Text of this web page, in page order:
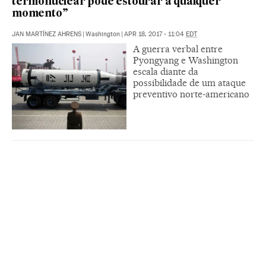
termonuclear pode estourar a qualquer
momento”
JAN MARTÍNEZ AHRENS | Washington | APR 18, 2017 - 11:04 EDT
A guerra verbal entre
Pyongyang e Washington
escala diante da
possibilidade de um ataque
preventivo norte-americano